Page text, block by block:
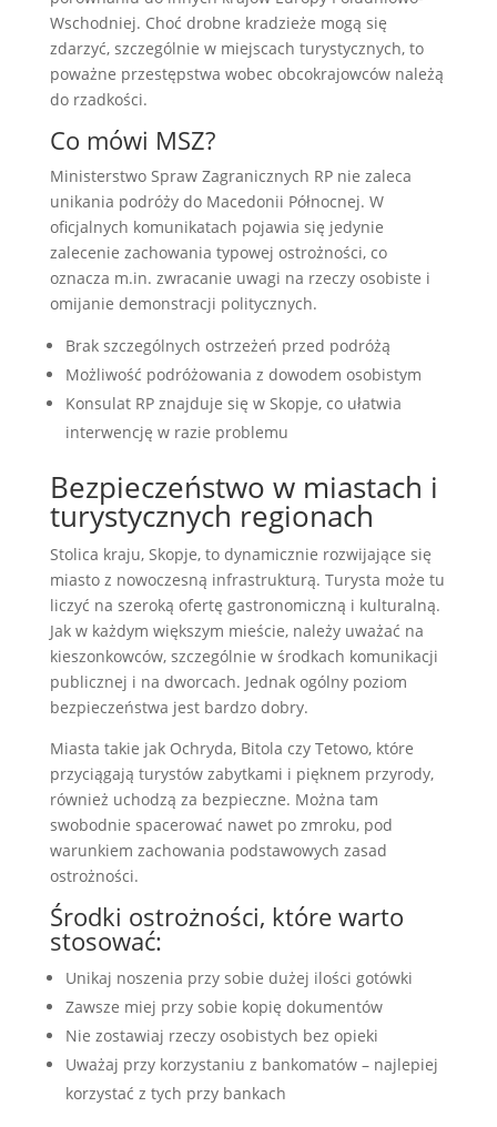
Wschodniej. Choć drobne kradzieże mogą się
zdarzyć, szczególnie w miejscach turystycznych, to
poważne przestępstwa wobec obcokrajowców należą
do rzadkości.
Co mówi MSZ?
Ministerstwo Spraw Zagranicznych RP nie zaleca
unikania podróży do Macedonii Północnej. W
oficjalnych komunikatach pojawia się jedynie
zalecenie zachowania typowej ostrożności, co
oznacza m.in. zwracanie uwagi na rzeczy osobiste i
omijanie demonstracji politycznych.
Brak szczególnych ostrzeżeń przed podróżą
Możliwość podróżowania z dowodem osobistym
Konsulat RP znajduje się w Skopje, co ułatwia
interwencję w razie problemu
Bezpieczeństwo w miastach i
turystycznych regionach
Stolica kraju, Skopje, to dynamicznie rozwijające się
miasto z nowoczesną infrastrukturą. Turysta może tu
liczyć na szeroką ofertę gastronomiczną i kulturalną.
Jak w każdym większym mieście, należy uważać na
kieszonkowców, szczególnie w środkach komunikacji
publicznej i na dworcach. Jednak ogólny poziom
bezpieczeństwa jest bardzo dobry.
Miasta takie jak Ochryda, Bitola czy Tetowo, które
przyciągają turystów zabytkami i pięknem przyrody,
również uchodzą za bezpieczne. Można tam
swobodnie spacerować nawet po zmroku, pod
warunkiem zachowania podstawowych zasad
ostrożności.
Środki ostrożności, które warto
stosować:
Unikaj noszenia przy sobie dużej ilości gotówki
Zawsze miej przy sobie kopię dokumentów
Nie zostawiaj rzeczy osobistych bez opieki
Uważaj przy korzystaniu z bankomatów – najlepiej
korzystać z tych przy bankach